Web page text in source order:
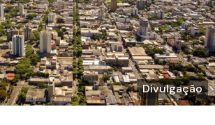
Divulgação